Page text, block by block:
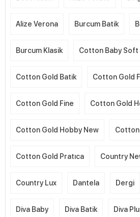
Alize Verona Burcum Batik
Burcum Klasik Cotton Baby Soft
Cotton Gold Batik Cotton Gold
Cotton Gold Fine Cotton Gold
Cotton Gold Hobby New Cotton
Cotton Gold Pratıca Country
Country Lux Dantela Dergi
Diva Baby Diva Batik Diva